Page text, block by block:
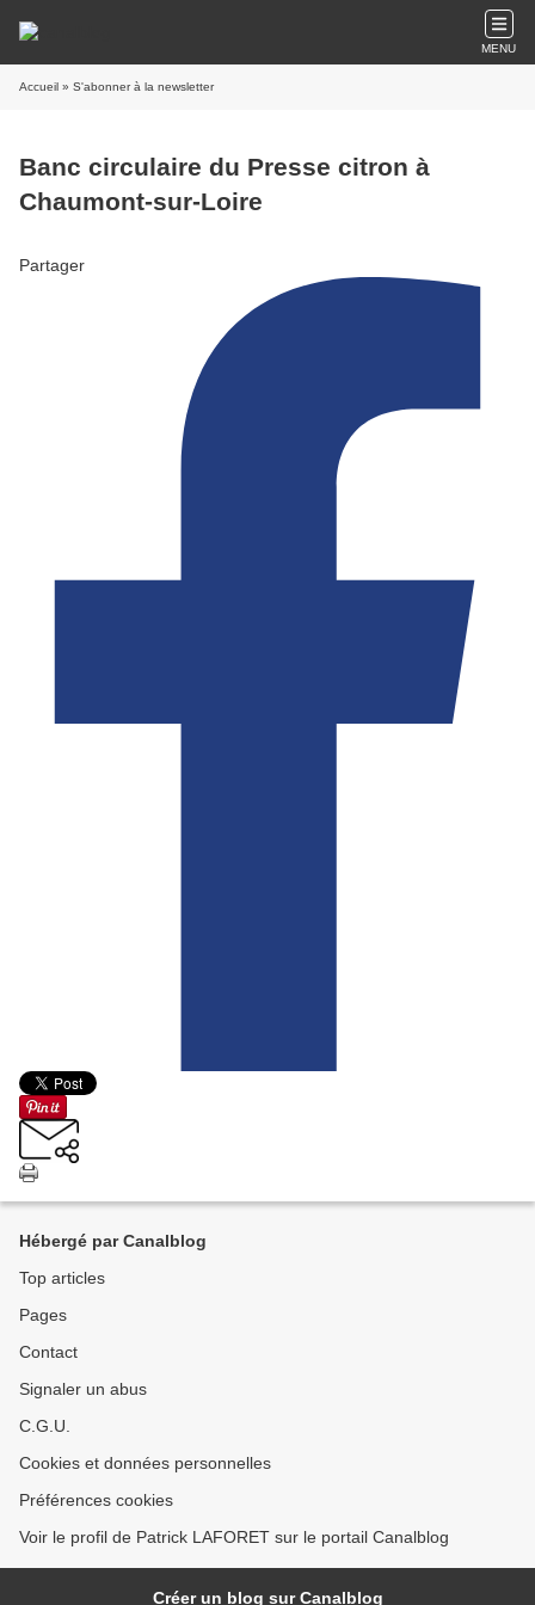
MENU
Accueil » S'abonner à la newsletter
Banc circulaire du Presse citron à
Chaumont-sur-Loire
Partager
Hébergé par Canalblog
Top articles
Pages
Contact
Signaler un abus
C.G.U.
Cookies et données personnelles
Préférences cookies
Voir le profil de Patrick LAFORET sur le portail Canalblog
Créer un blog sur Canalblog